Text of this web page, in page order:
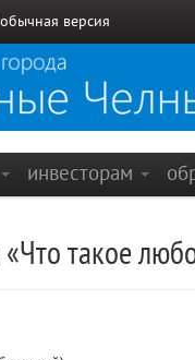
обычная версия
инвесторам
такое